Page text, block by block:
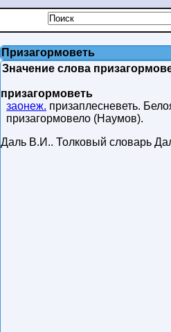
Призагормоветь
Значение слова
призагормоветь
заонеж. призаплесневеть.
призагормовело (Наумов).
Даль В.И.. Толковый словарь